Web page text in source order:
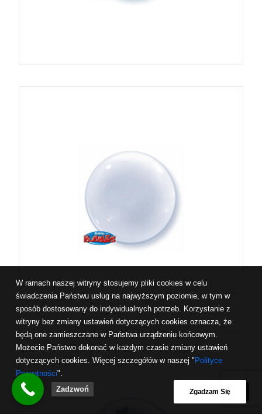
W ramach naszej witryny stosujemy pliki cookies w celu
świadczenia Państwu usług na najwyższym poziomie, w tym w
sposób dostosowany do indywidualnych potrzeb. Korzystanie z
witryny bez zmiany ustawień dotyczących cookies oznacza, że
będą one zamieszczane w Państwa urządzeniu końcowym.
Możecie Państwo dokonać w każdym czasie zmiany ustawień
dotyczących cookies. Więcej szczegółów w naszej " Polityce
Prywatności".
Zgadzam Się
Zadzwoń